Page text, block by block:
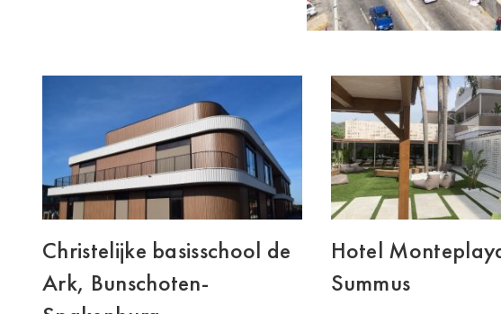
Christelijke basisschool de
Ark, Bunschoten-
Hotel
Summus